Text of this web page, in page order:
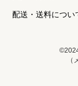
配送・送料につい